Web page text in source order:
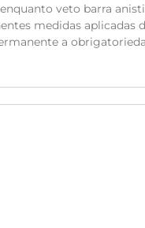
veto barra
medidas aplicadas
a